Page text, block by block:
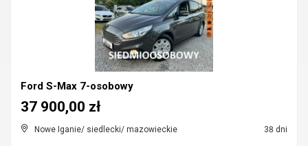
Ford S-Max 7-osobowy
Nowe Iganie/ siedlecki/ mazowieckie 38 dni
37 900,00 zł